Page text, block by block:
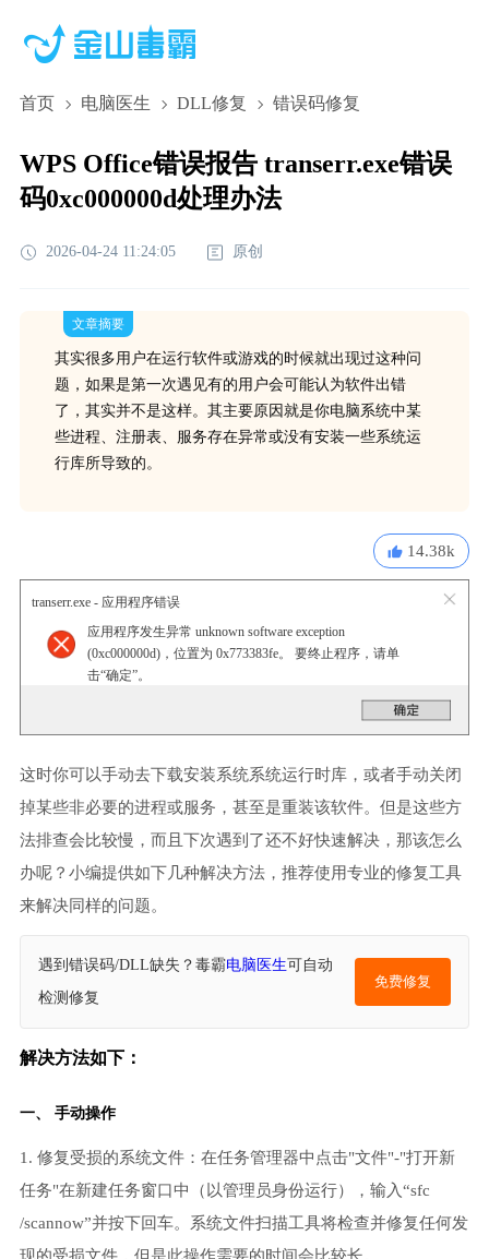
首页 电脑医生 DLL修复 错误码修复
WPS Office错误报告 transerr.exe错误
码0xc000000d处理办法
2026-04-24 11:24:05 原创
文章摘要
其实很多用户在运行软件或游戏的时候就出现过这种问
题，如果是第一次遇见有的用户会可能认为软件出错
了，其实并不是这样。其主要原因就是你电脑系统中某
些进程、注册表、服务存在异常或没有安装一些系统运
行库所导致的。
14.38k
transerr.exe - 应用程序错误
应用程序发生异常 unknown software exception
(0xc000000d)，位置为 0x773383fe。 要终止程序，请单
击“确定”。
这时你可以手动去下载安装系统系统运行时库，或者手动关闭
掉某些非必要的进程或服务，甚至是重装该软件。但是这些方
法排查会比较慢，而且下次遇到了还不好快速解决，那该怎么
办呢？小编提供如下几种解决方法，推荐使用专业的修复工具
来解决同样的问题。
遇到错误码/DLL缺失？毒霸电脑医生可自动
检测修复
免费修复
解决方法如下：
一、 手动操作
1. 修复受损的系统文件：在任务管理器中点击"文件"-"打开新
任务"在新建任务窗口中（以管理员身份运行），输入“sfc
/scannow”并按下回车。系统文件扫描工具将检查并修复任何发
现的受损文件，但是此操作需要的时间会比较长。